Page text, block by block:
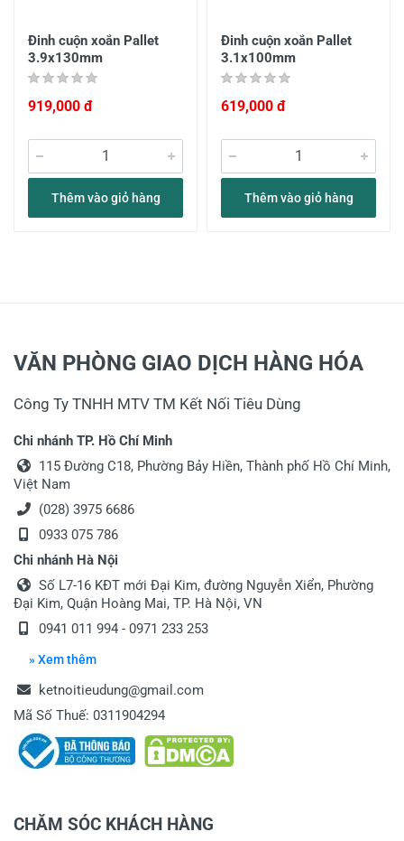
Đinh cuộn xoắn Pallet
3.9x130mm
919,000 đ
Thêm vào giỏ hàng
Đinh cuộn xoắn Pallet
3.1x100mm
619,000 đ
Thêm vào giỏ hàng
VĂN PHÒNG GIAO DỊCH HÀNG HÓA
Công Ty TNHH MTV TM Kết Nối Tiêu Dùng
Chi nhánh TP. Hồ Chí Minh
115 Đường C18, Phường Bảy Hiền, Thành phố Hồ Chí Minh,
Việt Nam
(028) 3975 6686
0933 075 786
Chi nhánh Hà Nội
Số L7-16 KĐT mới Đại Kim, đường Nguyễn Xiển, Phường
Đại Kim, Quận Hoàng Mai, TP. Hà Nội, VN
0941 011 994 - 0971 233 253
» Xem thêm
ketnoitieudung@gmail.com
Mã Số Thuế: 0311904294
CHĂM SÓC KHÁCH HÀNG